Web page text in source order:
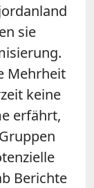
sie
Mehrheit
keine
erfährt,
Berichte